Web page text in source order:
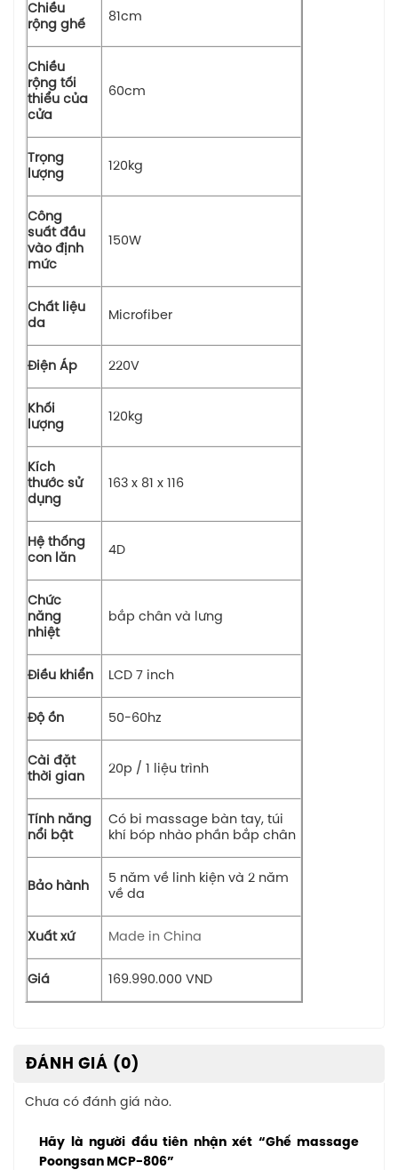
Chiều
rộng ghế
81cm
Chiều
rộng tối
thiểu của
cửa
60cm
Trọng
lượng
120kg
Công
suất đầu
vào định
mức
150W
Chất liệu
da
Microfiber
Điện Áp 220V
Khối
lượng
120kg
Kích
thước sử
dụng
163 x 81 x 116
Hệ thống
con lăn
4D
Chức
năng
nhiệt
bắp chân và lưng
Điều khiển LCD 7 inch
Độ ồn 50-60hz
Cài đặt
thời gian
20p / 1 liệu trình
Tính năng
nổi bật
Có bi massage bàn tay, túi
khí bóp nhào phần bắp chân
Bảo hành
5 năm về linh kiện và 2 năm
về da
Xuất xứ Made in China
Giá 169.990.000 VND
ĐÁNH GIÁ (0)
Chưa có đánh giá nào.
Hãy là người đầu tiên nhận xét “Ghế massage
Poongsan MCP-806”